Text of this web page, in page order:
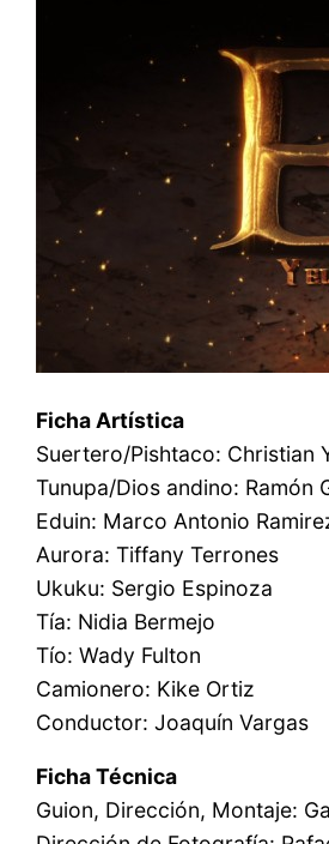
Ficha Artística
Suertero/Pishtaco: Christian
Tunupa/Dios andino: Ramón
Eduin: Marco Antonio
Aurora: Tiffany Terrones
Ukuku: Sergio Espinoza
Tía: Nidia Bermejo
Tío: Wady Fulton
Camionero: Kike Ortiz
Conductor: Joaquín Vargas
Ficha Técnica
Guion, Dirección, Montaje: